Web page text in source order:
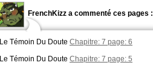
FrenchKizz a commenté ces pages :
Le Témoin Du Doute Chapitre: 7 page: 6
Le Témoin Du Doute Chapitre: 7 page: 5